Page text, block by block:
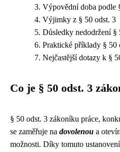
Výpovědní doba podle
Výjimky z § 50 odst. 3
Důsledky nedodržení §
Praktické příklady § 50
Nejčastější dotazy k §
Co je § 50 odst. 3
§ 50 odst. 3 zákoníku práce,
se zaměřuje na dovolenou a
možnosti. Díky tomuto